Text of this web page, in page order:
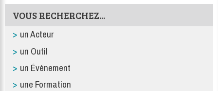
VOUS RECHERCHEZ...
un Acteur
un Outil
un Événement
une Formation